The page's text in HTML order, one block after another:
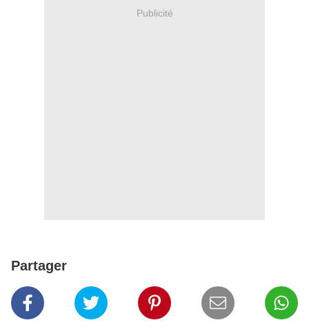
Publicité
Partager